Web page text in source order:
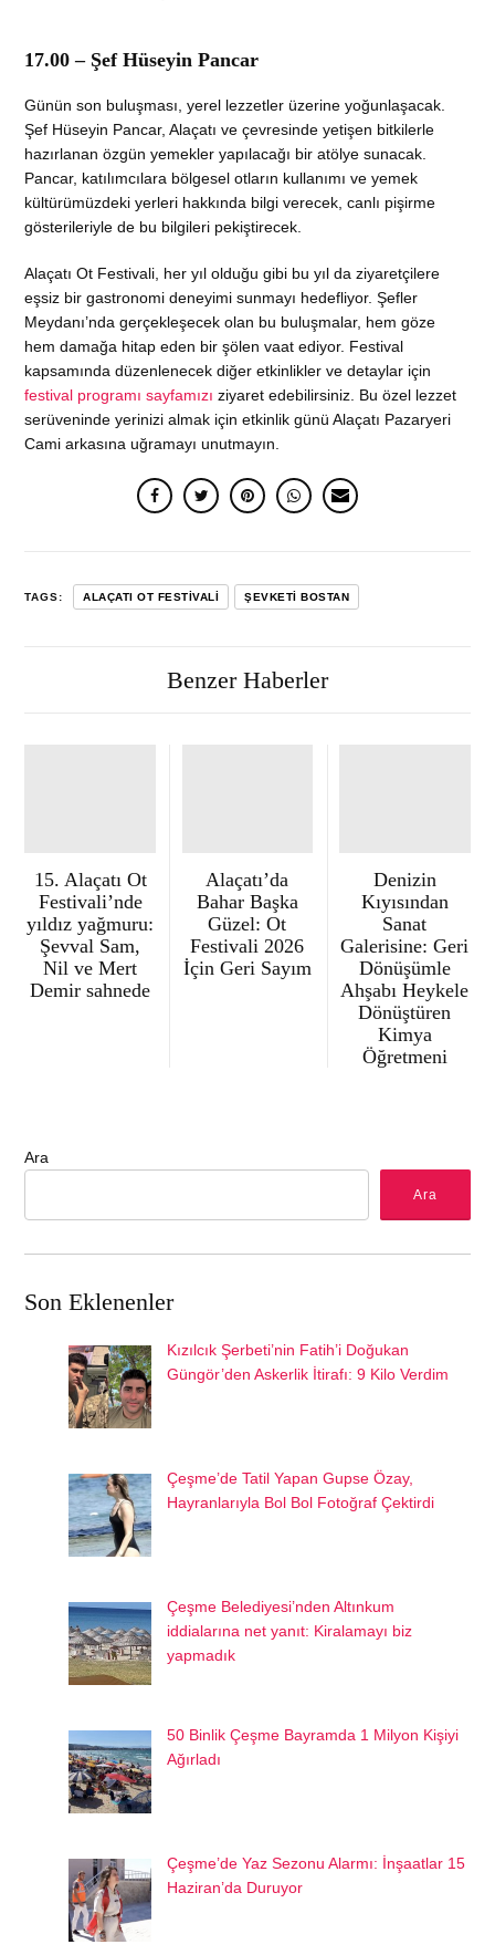
17.00 – Şef Hüseyin Pancar
Günün son buluşması, yerel lezzetler üzerine yoğunlaşacak.
Şef Hüseyin Pancar, Alaçatı ve çevresinde yetişen bitkilerle
hazırlanan özgün yemekler yapılacağı bir atölye sunacak.
Pancar, katılımcılara bölgesel otların kullanımı ve yemek
kültürümüzdeki yerleri hakkında bilgi verecek, canlı pişirme
gösterileriyle de bu bilgileri pekiştirecek.
Alaçatı Ot Festivali, her yıl olduğu gibi bu yıl da ziyaretçilere
eşsiz bir gastronomi deneyimi sunmayı hedefliyor. Şefler
Meydanı’nda gerçekleşecek olan bu buluşmalar, hem göze
hem damağa hitap eden bir şölen vaat ediyor. Festival
kapsamında düzenlenecek diğer etkinlikler ve detaylar için
festival programı sayfamızı ziyaret edebilirsiniz. Bu özel lezzet
serüveninde yerinizi almak için etkinlik günü Alaçatı Pazaryeri
Cami arkasına uğramayı unutmayın.
TAGS: ALAÇATI OT FESTIVALI ŞEVKETI BOSTAN
Benzer Haberler
15. Alaçatı Ot
Festivali’nde
yıldız yağmuru:
Şevval Sam,
Nil ve Mert
Demir sahnede
Alaçatı’da
Bahar Başka
Güzel: Ot
Festivali 2026
İçin Geri Sayım
Denizin
Kıyısından
Sanat
Galerisine: Geri
Dönüşümle
Ahşabı Heykele
Dönüştüren
Kimya
Öğretmeni
Ara
Ara
Son Eklenenler
Kızılcık Şerbeti’nin Fatih’i Doğukan
Güngör’den Askerlik İtirafı: 9 Kilo Verdim
Çeşme’de Tatil Yapan Gupse Özay,
Hayranlarıyla Bol Bol Fotoğraf Çektirdi
Çeşme Belediyesi’nden Altınkum
iddialarına net yanıt: Kiralamayı biz
yapmadık
50 Binlik Çeşme Bayramda 1 Milyon Kişiyi
Ağırladı
Çeşme’de Yaz Sezonu Alarmı: İnşaatlar 15
Haziran’da Duruyor